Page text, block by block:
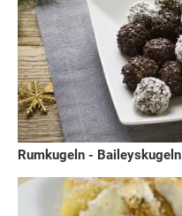
Rumkugeln - Baileyskugeln